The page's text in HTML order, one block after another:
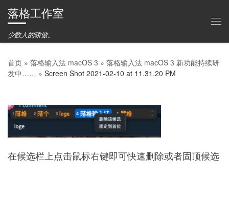
Skip to content
落格工作室
少数人的骄傲。
首页 » 落格输入法 macOS 3 » 落格输入法 macOS 3 新功能持续研
发中…… » Screen Shot 2021-02-10 at 11.31.20 PM
在候选栏上点击鼠标右键即可快速删除或者固顶候选